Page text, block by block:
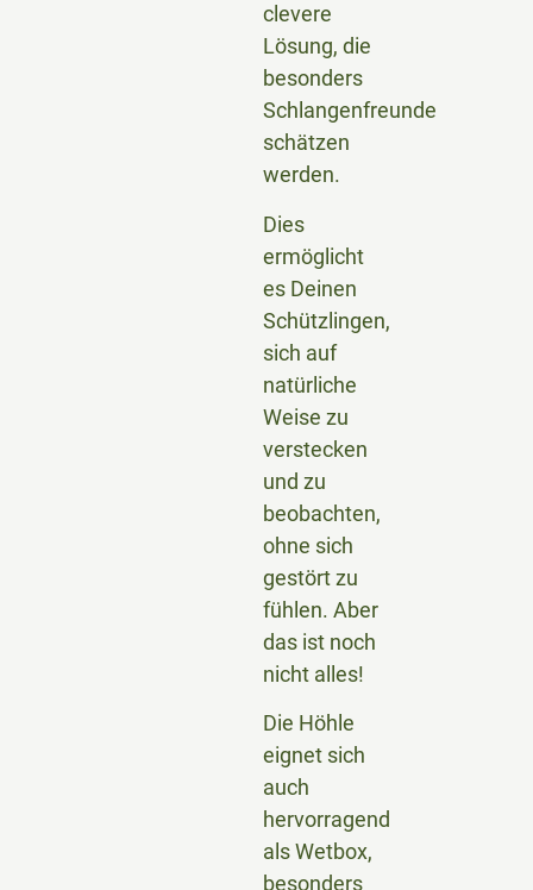
clevere
Lösung, die
besonders
Schlangenfreunde
schätzen
werden.
Dies
ermöglicht
es Deinen
Schützlingen,
sich auf
natürliche
Weise zu
verstecken
und zu
beobachten,
ohne sich
gestört zu
fühlen. Aber
das ist noch
nicht alles!
Die Höhle
eignet sich
auch
hervorragend
als Wetbox,
besonders